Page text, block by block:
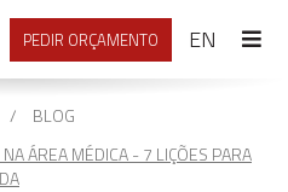
PEDIR ORÇAMENTO EN
BLOG
ÁREA MÉDICA - 7 LIÇÕES PARA